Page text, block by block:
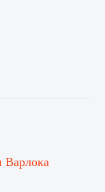
Варлока